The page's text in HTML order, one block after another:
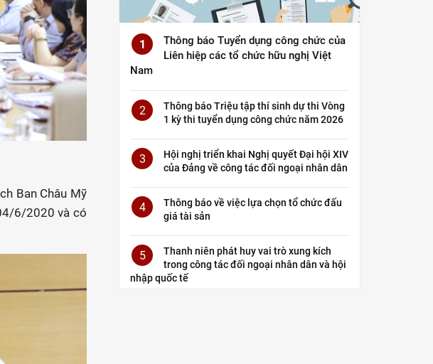
Ban Châu Mỹ
6/2020 và có
1
Thông báo Tuyển dụng công chức của
Liên hiệp các tổ chức hữu nghị Việt
Nam
2
Thông báo Triệu tập thí sinh dự thi Vòng
1 kỳ thi tuyển dụng công chức năm 2026
3
Hội nghị triển khai Nghị quyết Đại hội XIV
của Đảng về công tác đối ngoại nhân dân
4
Thông báo về việc lựa chọn tổ chức đấu
giá tài sản
5
Thanh niên phát huy vai trò xung kích
trong công tác đối ngoại nhân dân và hội
nhập quốc tế